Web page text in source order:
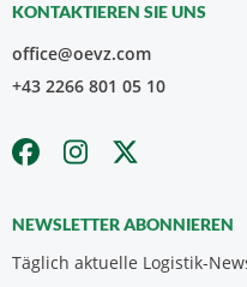
KONTAKTIEREN SIE UNS
office@oevz.com
+43 2266 801 05 10
NEWSLETTER ABONNIEREN
Täglich aktuelle Logistik-